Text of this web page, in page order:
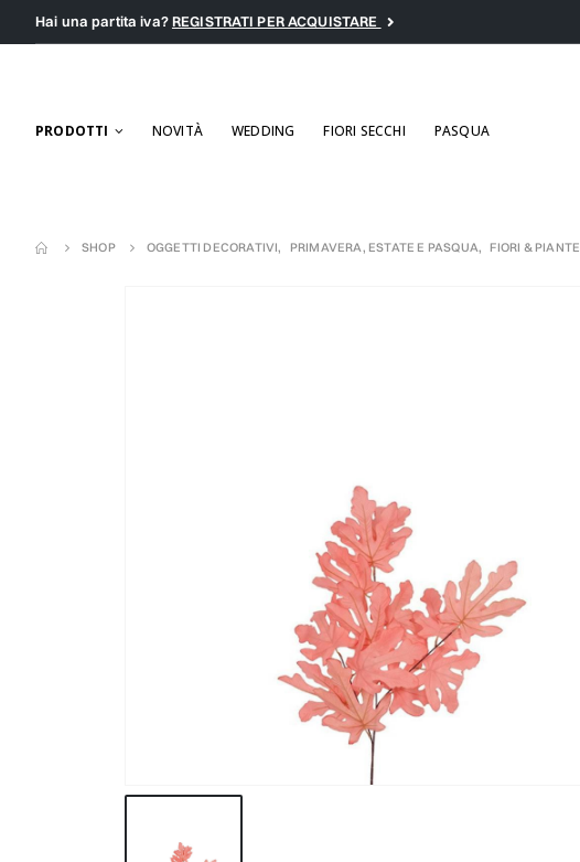
Hai una partita iva?REGISTRATI PER ACQUISTARE
PRODOTTI NOVITÀ WEDDING FIORI SECCHI PASQUA
SHOP OGGETTI DECORATIVI, PRIMAVERA, ESTATE E PASQUA, FIORI & PIANTE